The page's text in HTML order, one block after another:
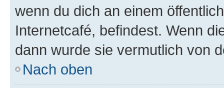
wenn du dich an einem
Internetcafé, befindest. Wenn
dann wurde sie vermutlich von
Nach oben